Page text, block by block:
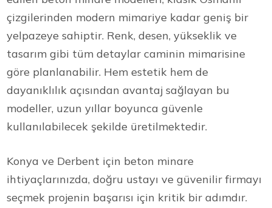
çizgilerinden modern mimariye kadar geniş bir
yelpazeye sahiptir. Renk, desen, yükseklik ve
tasarım gibi tüm detaylar caminin mimarisine
göre planlanabilir. Hem estetik hem de
dayanıklılık açısından avantaj sağlayan bu
modeller, uzun yıllar boyunca güvenle
kullanılabilecek şekilde üretilmektedir.
Konya ve Derbent için beton minare
ihtiyaçlarınızda, doğru ustayı ve güvenilir firmayı
seçmek projenin başarısı için kritik bir adımdır.